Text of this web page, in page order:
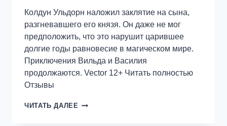
Колдун Ульдорн наложил заклятие на сына,
разгневавшего его князя. Он даже не мог
предположить, что это нарушит царившее
долгие годы равновесие в магическом мире.
Приключения Вильда и Василия
продолжаются. Vector 12+ Читать полностью
Отзывы
ЧИТАТЬ ДАЛЕЕ ОБОРОТЕНЬ